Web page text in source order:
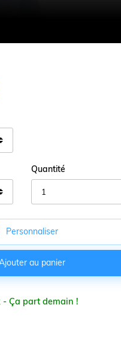
Quantité
Personnaliser
au panier
- Ça part demain !